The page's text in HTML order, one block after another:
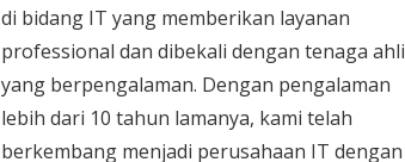
di bidang IT yang memberikan layanan
professional dan dibekali dengan tenaga ahli
yang berpengalaman. Dengan pengalaman
lebih dari 10 tahun lamanya, kami telah
berkembang menjadi perusahaan IT dengan